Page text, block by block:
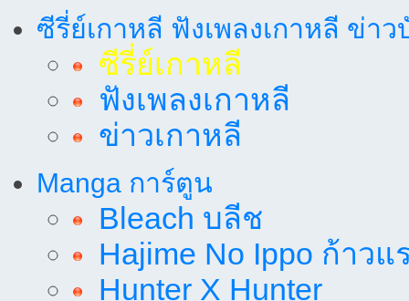
ซีรี่ย์เกาหลี ฟังเพลงเกาหลี ข่าว
ซีรี่ย์เกาหลี
ฟังเพลงเกาหลี
ข่าวเกาหลี
Manga การ์ตูน
Bleach บลีช
Hajime No Ippo ก้าวแ
Hunter X Hunter